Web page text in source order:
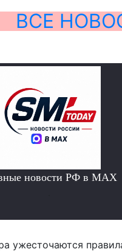
ВСЕ
новости РФ в MAX
ужесточаются